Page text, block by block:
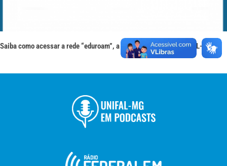
Saiba como acessar a rede “eduroam”, a nova rede Wi-Fi da UNIFAL-MG